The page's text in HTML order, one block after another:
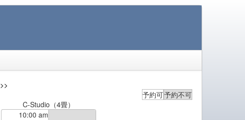
>>
予約可予約不可
C-Studio（4畳）
10:00 am